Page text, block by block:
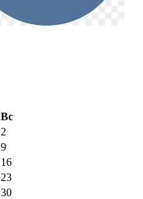
Вс
2
9
16
23
30